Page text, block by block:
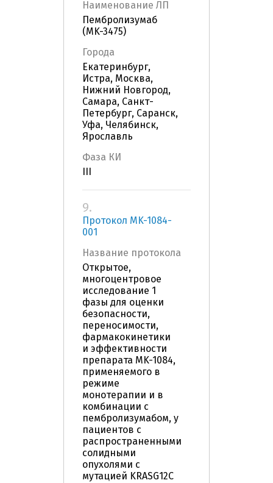
Наименование ЛП
Пембролизумаб
(MK-3475)
Города
Екатеринбург,
Истра, Москва,
Нижний Новгород,
Самара, Санкт-
Петербург, Саранск,
Уфа, Челябинск,
Ярославль
Фаза КИ
9.
Протокол MK-1084-
001
Название протокола
Открытое,
многоцентровое
исследование 1
фазы для оценки
безопасности,
переносимости,
фармакокинетики
и эффективности
препарата MK-1084,
применяемого в
режиме
монотерапии и в
комбинации с
пембролизумабом, у
пациентов с
распространенными
солидными
опухолями с
мутацией KRASG12C